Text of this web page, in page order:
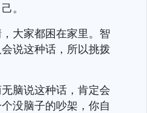
。
大家都困在家里。智
说这种话，所以挑拨
脑说这种话，肯定会
没脑子的吵架，你自